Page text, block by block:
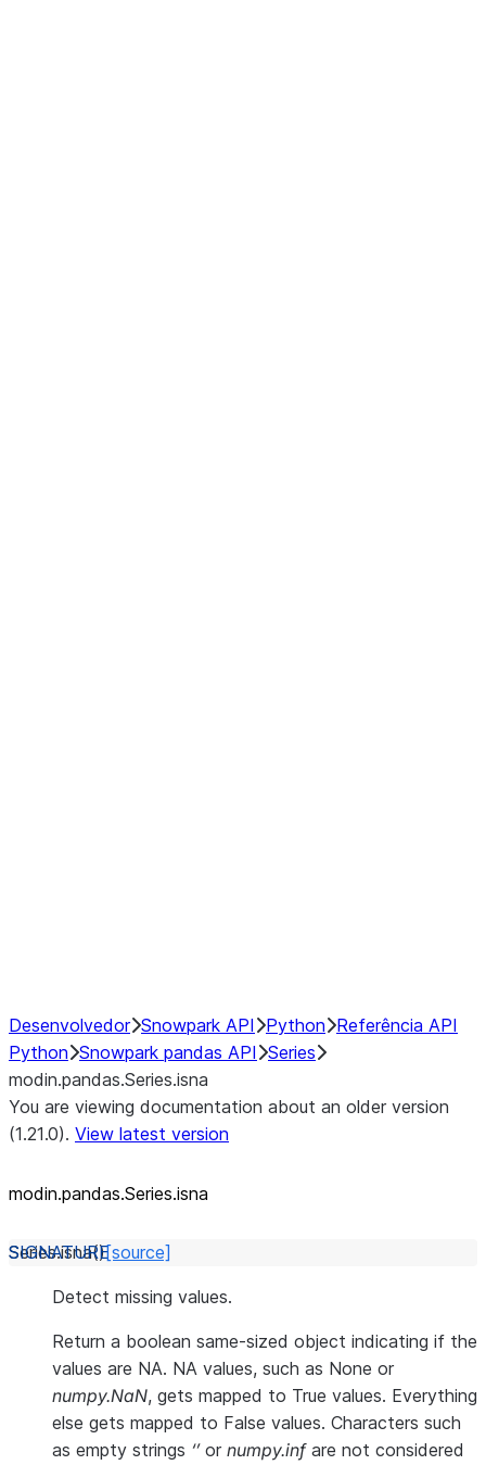
Desenvolvedor Snowpark API Python Referência API
Python Snowpark pandas API Series
modin.pandas.Series.isna
You are viewing documentation about an older version
(1.21.0). View latest version
modin.pandas.Series.isna
Series.isna()[source]
Detect missing values.
Return a boolean same-sized object indicating if the
values are NA. NA values, such as None or
numpy.NaN, gets mapped to True values. Everything
else gets mapped to False values. Characters such
as empty strings ‘’or numpy.infare not considered